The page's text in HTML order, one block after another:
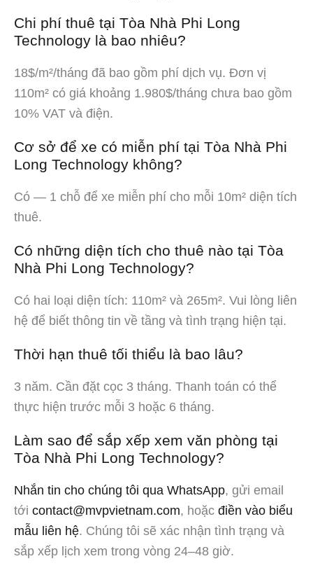
Chi phí thuê tại Tòa Nhà Phi Long
Technology là bao nhiêu?
18$/m²/tháng đã bao gồm phí dịch vụ. Đơn vị
110m² có giá khoảng 1.980$/tháng chưa bao gồm
10% VAT và điện.
Cơ sở để xe có miễn phí tại Tòa Nhà Phi
Long Technology không?
Có — 1 chỗ để xe miễn phí cho mỗi 10m² diện tích
thuê.
Có những diện tích cho thuê nào tại Tòa
Nhà Phi Long Technology?
Có hai loại diện tích: 110m² và 265m². Vui lòng liên
hệ để biết thông tin về tầng và tình trạng hiện tại.
Thời hạn thuê tối thiểu là bao lâu?
3 năm. Cần đặt cọc 3 tháng. Thanh toán có thể
thực hiện trước mỗi 3 hoặc 6 tháng.
Làm sao để sắp xếp xem văn phòng tại
Tòa Nhà Phi Long Technology?
Nhắn tin cho chúng tôi qua WhatsApp, gửi email
tới contact@mvpvietnam.com, hoặc điền vào biểu
mẫu liên hệ. Chúng tôi sẽ xác nhận tình trạng và
sắp xếp lịch xem trong vòng 24–48 giờ.